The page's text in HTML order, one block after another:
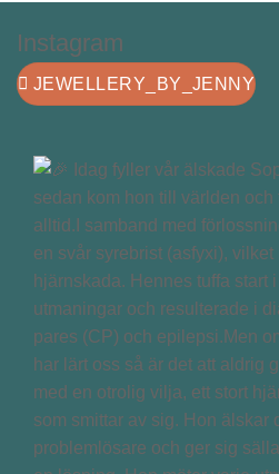
Instagram
JEWELLERY_BY_JENNY